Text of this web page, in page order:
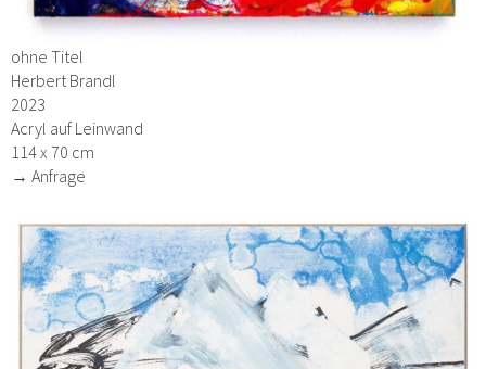
ohne Titel
Herbert Brandl
2023
Acryl auf Leinwand
114 x 70 cm
→ Anfrage